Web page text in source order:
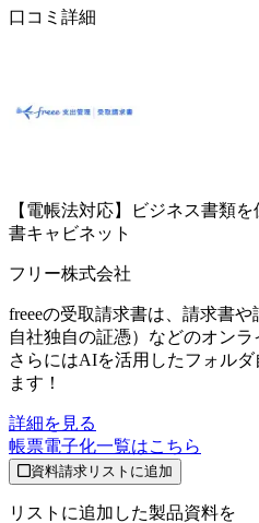
口コミ詳細
【電帳法対応】ビジネス書類を
書キャビネット
フリー株式会社
freeeの受取請求書は、請求書
自社独自の証憑）などのオンラ
さらにはAIを活用したフォル
ます！
詳細を見る
帳票電子化一覧はこちら
資料請求リストに追加
リストに追加した製品資料を